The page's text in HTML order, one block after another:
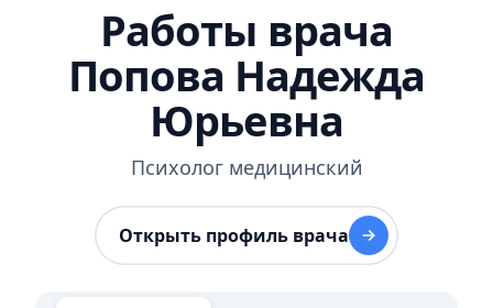
Работы врача
Попова Надежда
Юрьевна
Психолог медицинский
Открыть профиль врача